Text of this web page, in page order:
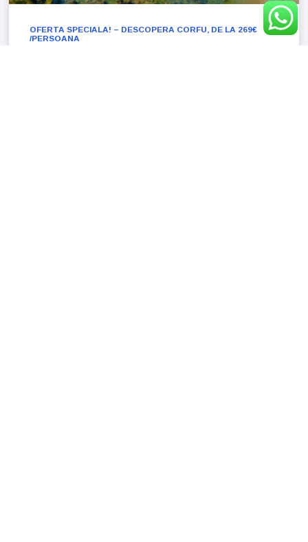
OFERTA SPECIALA! – DESCOPERA CORFU, DE LA 269€
/PERSOANA